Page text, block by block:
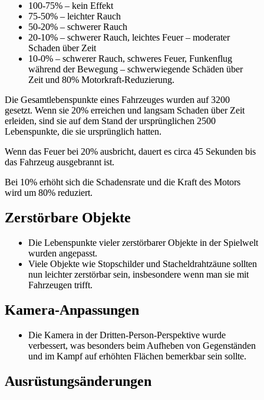
100-75% – kein Effekt
75-50% – leichter Rauch
50-20% – schwerer Rauch
20-10% – schwerer Rauch, leichtes Feuer – moderater
Schaden über Zeit
10-0% – schwerer Rauch, schweres Feuer, Funkenflug
während der Bewegung – schwerwiegende Schäden über
Zeit und 80% Motorkraft-Reduzierung.
Die Gesamtlebenspunkte eines Fahrzeuges wurden auf 3200
gesetzt. Wenn sie 20% erreichen und langsam Schaden über Zeit
erleiden, sind sie auf dem Stand der ursprünglichen 2500
Lebenspunkte, die sie ursprünglich hatten.
Wenn das Feuer bei 20% ausbricht, dauert es circa 45 Sekunden bis
das Fahrzeug ausgebrannt ist.
Bei 10% erhöht sich die Schadensrate und die Kraft des Motors
wird um 80% reduziert.
Zerstörbare Objekte
Die Lebenspunkte vieler zerstörbarer Objekte in der Spielwelt
wurden angepasst.
Viele Objekte wie Stopschilder und Stacheldrahtzäune sollten
nun leichter zerstörbar sein, insbesondere wenn man sie mit
Fahrzeugen trifft.
Kamera-Anpassungen
Die Kamera in der Dritten-Person-Perspektive wurde
verbessert, was besonders beim Aufheben von Gegenständen
und im Kampf auf erhöhten Flächen bemerkbar sein sollte.
Ausrüstungsänderungen